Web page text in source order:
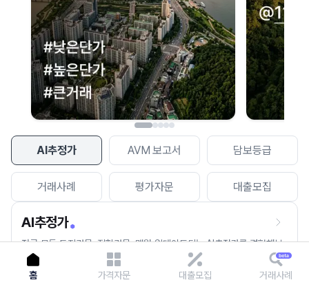
AI추정가 AVM 보고서 담보등급
거래사례 평가자문 대출모집
AI추정가
전국 모든 토지건물, 집합건물, 매월 업데이트되는 AI추정가를 경험해보
세요.
다시 시도
홈 가격자문 대출모집 거래사례